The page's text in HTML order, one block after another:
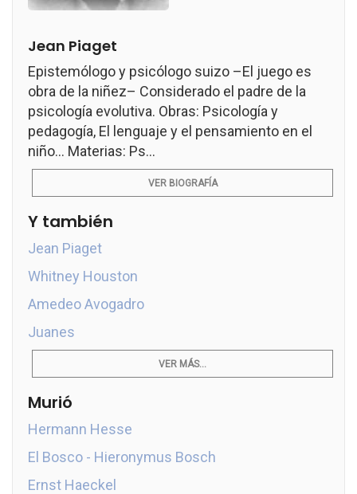
Jean Piaget
Epistemólogo y psicólogo suizo –El juego es
obra de la niñez– Considerado el padre de la
psicología evolutiva. Obras: Psicología y
pedagogía, El lenguaje y el pensamiento en el
niño... Materias: Ps...
VER BIOGRAFÍA
Y también
Jean Piaget
Whitney Houston
Amedeo Avogadro
Juanes
VER MÁS...
Murió
Hermann Hesse
El Bosco - Hieronymus Bosch
Ernst Haeckel